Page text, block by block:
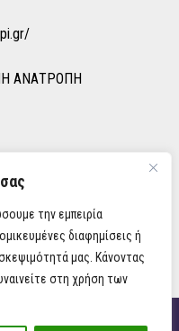
την εμπειρία
διαφημίσεις ή
μας. Κάνοντας
στη χρήση των
ΑΝΑΤΡΟΠΗ